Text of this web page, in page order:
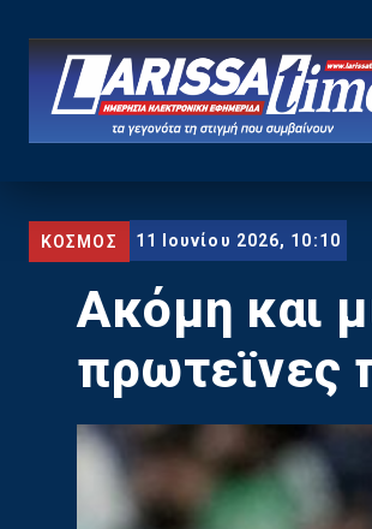
ΚΟΣΜΟΣ 11 Ιουνίου 2026, 10:10
Ακόμη και
πρωτεϊνες